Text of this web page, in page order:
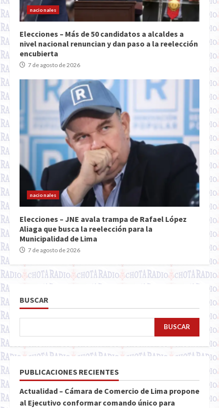
nacionales
Elecciones – Más de 50 candidatos a alcaldes a
nivel nacional renuncian y dan paso a la reelección
encubierta
7 de agosto de 2026
nacionales
Elecciones – JNE avala trampa de Rafael López
Aliaga que busca la reelección para la
Municipalidad de Lima
7 de agosto de 2026
BUSCAR
BUSCAR
PUBLICACIONES RECIENTES
Actualidad – Cámara de Comercio de Lima propone
al Ejecutivo conformar comando único para